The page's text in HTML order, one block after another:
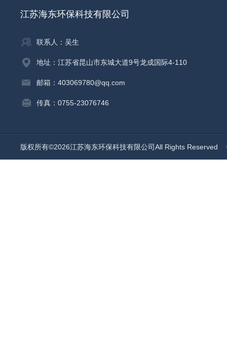
江苏海东环保科技有限公司
联系人：吴生
地址：江苏省昆山市东城大道9号龙成国际4-110
邮箱：403069780@qq.com
传真：0755-23076746
版权所有©2026江苏海东环保科技有限公司All Rights Reserved